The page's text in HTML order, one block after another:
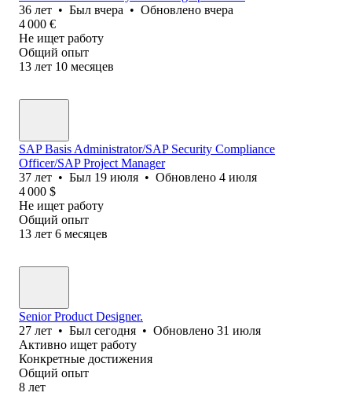
36 лет • Был вчера • Обновлено вчера
4 000 €
Не ищет работу
Общий опыт
13 лет 10 месяцев
SAP Basis Administrator/SAP Security Compliance
Officer/SAP Project Manager
37 лет • Был 19 июля • Обновлено 4 июля
4 000 $
Не ищет работу
Общий опыт
13 лет 6 месяцев
Senior Product Designer.
27 лет • Был сегодня • Обновлено 31 июля
Активно ищет работу
Конкретные достижения
Общий опыт
8 лет